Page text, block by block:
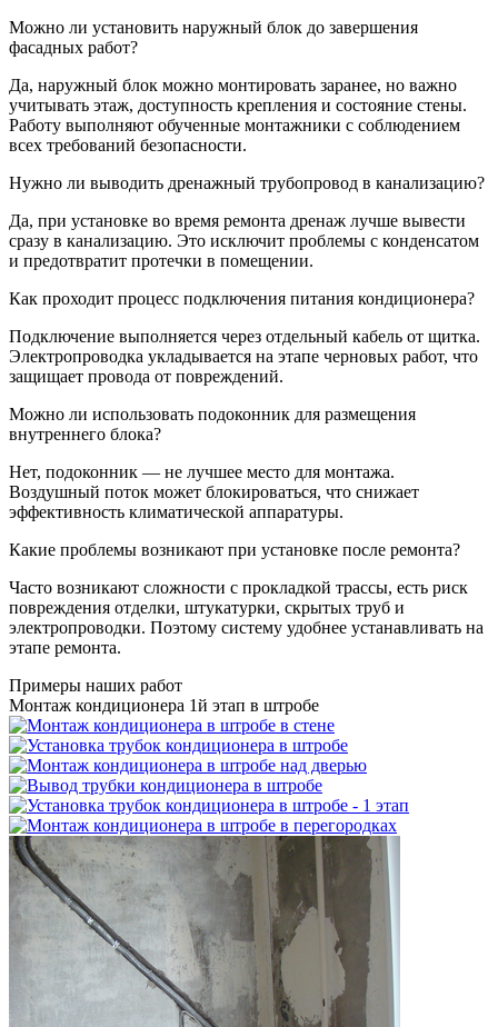
Можно ли установить наружный блок до завершения
фасадных работ?
Да, наружный блок можно монтировать заранее, но важно
учитывать этаж, доступность крепления и состояние стены.
Работу выполняют обученные монтажники с соблюдением
всех требований безопасности.
Нужно ли выводить дренажный трубопровод в канализацию?
Да, при установке во время ремонта дренаж лучше вывести
сразу в канализацию. Это исключит проблемы с конденсатом
и предотвратит протечки в помещении.
Как проходит процесс подключения питания кондиционера?
Подключение выполняется через отдельный кабель от щитка.
Электропроводка укладывается на этапе черновых работ, что
защищает провода от повреждений.
Можно ли использовать подоконник для размещения
внутреннего блока?
Нет, подоконник — не лучшее место для монтажа.
Воздушный поток может блокироваться, что снижает
эффективность климатической аппаратуры.
Какие проблемы возникают при установке после ремонта?
Часто возникают сложности с прокладкой трассы, есть риск
повреждения отделки, штукатурки, скрытых труб и
электропроводки. Поэтому систему удобнее устанавливать на
этапе ремонта.
Примеры наших работ
Монтаж кондиционера 1й этап в штробе